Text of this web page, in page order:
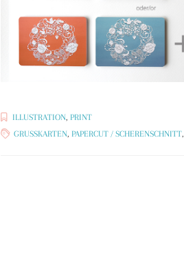
ILLUSTRATION, PRINT
GRUSSKARTEN
, PAPERCUT / SCHERENSCHNITT,